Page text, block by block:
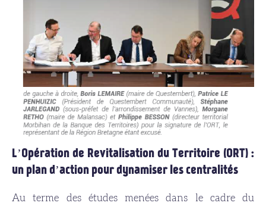
L’Opération de Revitalisation du Territoire (ORT) :
un plan d’action pour dynamiser les centralités
Au terme des études menées dans le cadre du